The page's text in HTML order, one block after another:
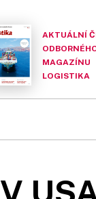
AKTUÁLNÍ
MAGAZÍNU
LOGISTIKA